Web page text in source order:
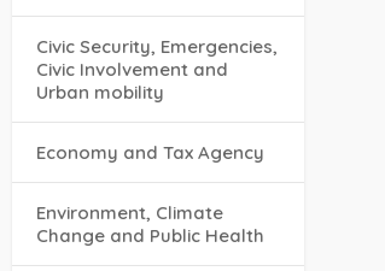
Civic Security, Emergencies,
Civic Involvement and
Urban mobility
Economy and Tax Agency
Environment, Climate
Change and Public Health